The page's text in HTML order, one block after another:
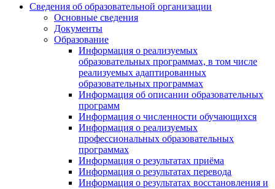
Сведения об образовательной организации
Основные сведения
Документы
Образование
Информация о реализуемых
образовательных программах, в том числе
реализуемых адаптированных
образовательных программах
Информация об описании образовательных
программ
Информация о численности обучающихся
Информация о реализуемых
профессиональных образовательных
программах
Информация о результатах приёма
Информация о результатах перевода
Информация о результатах восстановления и